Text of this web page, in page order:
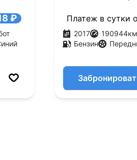
₽ Платеж в сутки
2017 190944км
Бензин